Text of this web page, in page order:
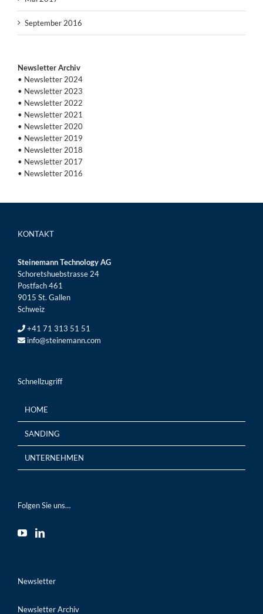
September 2016
Newsletter Archiv
• Newsletter 2024
• Newsletter 2023
• Newsletter 2022
• Newsletter 2021
• Newsletter 2020
• Newsletter 2019
• Newsletter 2018
• Newsletter 2017
• Newsletter 2016
KONTAKT
Steinemann Technology AG
Schoretshuebstrasse 24
Postfach 461
9015 St. Gallen
Schweiz
+41 71 313 51 51
info@steinemann.com
Schnellzugriff
HOME
SANDING
UNTERNEHMEN
Folgen Sie uns…
Newsletter
Newsletter Archiv